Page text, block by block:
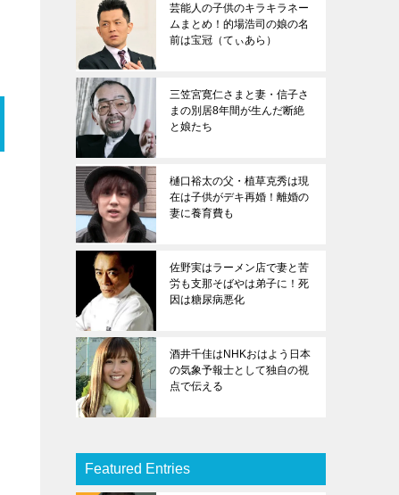
芸能人の子供のキラキラネー
ムまとめ！的場浩司の娘の名
前は宝冠（てぃあら）
三笠宮寛仁さまと妻・信子さ
まの別居8年間が生んだ断絶
と娘たち
樋口裕太の父・植草克秀は現
在は子供がデキ再婚！離婚の
妻に養育費も
佐野実はラーメン店で妻と苦
労も支那そばやは弟子に！死
因は糖尿病悪化
酒井千佳はNHKおはよう日本
の気象予報士として独自の視
点で伝える
Featured Entries